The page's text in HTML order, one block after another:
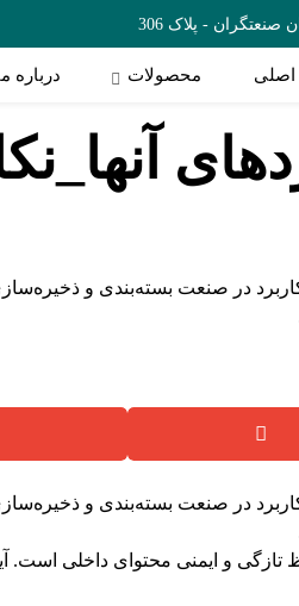
- پلاک 306
محصولات درباره
در صنعت بسته‌بندی و
در صنعت بسته‌بندی و
و ایمنی محتوای داخلی